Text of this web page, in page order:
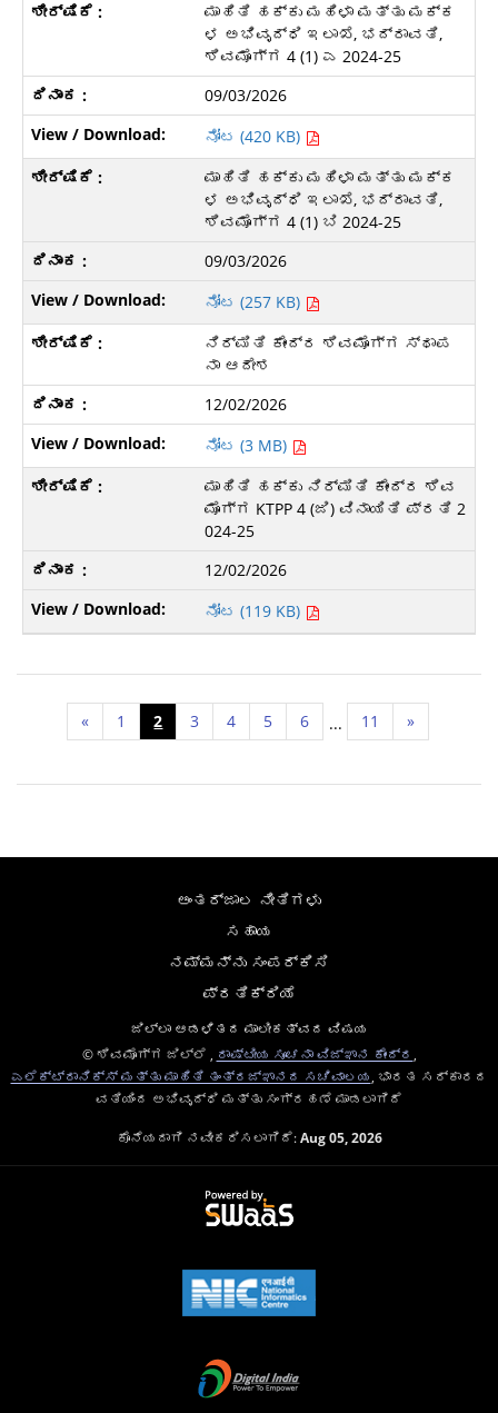
ಮಾಹಿತಿ ಹಕ್ಕು ಮಹಿಳಾ ಮತ್ತು ಮಕ್ಕ
ಳ ಅಭಿವೃದ್ಧಿ ಇಲಾಖೆ, ಭದ್ರಾವತಿ,
ಶಿವಮೊಗ್ಗ 4 (1) ಎ 2024-25
09/03/2026
ನೋಟ (420 KB)
ಮಾಹಿತಿ ಹಕ್ಕು ಮಹಿಳಾ ಮತ್ತು ಮಕ್ಕ
ಳ ಅಭಿವೃದ್ಧಿ ಇಲಾಖೆ, ಭದ್ರಾವತಿ,
ಶಿವಮೊಗ್ಗ 4 (1) ಬಿ 2024-25
09/03/2026
ನೋಟ (257 KB)
ನಿರ್ಮಿತಿ ಕೇಂದ್ರ ಶಿವಮೊಗ್ಗ ಸ್ಥಾಪ
ನಾ ಆದೇಶ
12/02/2026
ನೋಟ (3 MB)
ಮಾಹಿತಿ ಹಕ್ಕು ನಿರ್ಮಿತಿ ಕೇಂದ್ರ ಶಿವ
ಮೊಗ್ಗ KTPP 4 (ಜಿ) ವಿನಾಯಿತಿ ಪ್ರತಿ 2
024-25
12/02/2026
ನೋಟ (119 KB)
« 1 2 3 4 5 6 ... 11 »
ಅಂತರ್ಜಾಲ ನೀತಿಗಳು
ಸಹಾಯ
ನಮ್ಮನ್ನು ಸಂಪರ್ಕಿಸಿ
ಪ್ರತಿಕ್ರಿಯೆ
ಜಿಲ್ಲಾ ಆಡಳಿತದ ಮಾಲೀಕತ್ವದ ವಿಷಯ
© ಶಿವಮೊಗ್ಗ ಜಿಲ್ಲೆ , ರಾಷ್ಟೀಯ ಸೂಚನಾ ವಿಜ್ಞಾನ ಕೇಂದ್ರ ,
ಎಲೆಕ್ಟ್ರಾನಿಕ್ಸ್ ಮತ್ತು ಮಾಹಿತಿ ತಂತ್ರಜ್ಞಾನದ ಸಚಿವಾಲಯ, ಭಾರತ ಸರ್ಕಾರದ
ವತಿಯಿಂದ ಅಭಿವೃದ್ಧಿ ಮತ್ತು ಸಂಗ್ರಹಣೆ ಮಾಡಲಾಗಿದೆ
ಕೊನೆಯದಾಗಿ ನವೀಕರಿಸಲಾಗಿದೆ:Aug 05, 2026